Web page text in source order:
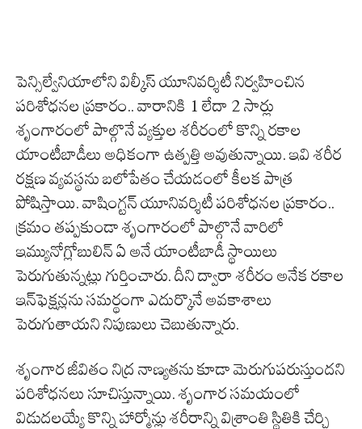
పెన్సిల్వేనియాలోని విల్కీస్ యూనివర్శిటీ నిర్వహించిన
పరిశోధనల ప్రకారం.. వారానికి 1 లేదా 2 సార్లు
శృంగారంలో పాల్గొనే వ్యక్తుల శరీరంలో కొన్ని రకాల
యాంటీబాడీలు అధికంగా ఉత్పత్తి అవుతున్నాయి. ఇవి శరీర
రక్షణ వ్యవస్థను బలోపేతం చేయడంలో కీలక పాత్ర
పోషిస్తాయి. వాషింగ్టన్ యూనివర్శిటీ పరిశోధనల ప్రకారం..
క్రమం తప్పకుండా శృంగారంలో పాల్గొనే వారిలో
ఇమ్యునోగ్లోబులిన్ ఏ అనే యాంటీబాడీ స్థాయిలు
పెరుగుతున్నట్లు గుర్తించారు. దీని ద్వారా శరీరం అనేక రకాల
ఇన్‌ఫెక్షన్లను సమర్థంగా ఎదుర్కొనే అవకాశాలు
పెరుగుతాయని నిపుణులు చెబుతున్నారు.
శృంగార జీవితం నిద్ర నాణ్యతను కూడా మెరుగుపరుస్తుందని
పరిశోధనలు సూచిస్తున్నాయి. శృంగార సమయంలో
విడుదలయ్యే కొన్ని హార్మోన్లు శరీరాన్ని విశ్రాంతి స్థితికి చేర్చి